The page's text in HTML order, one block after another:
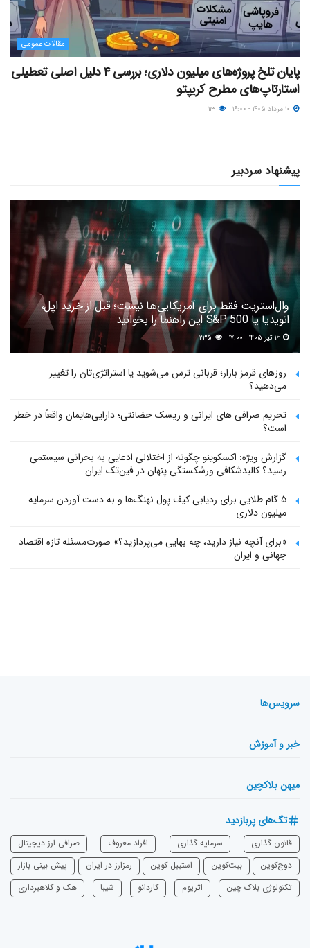
مقالات عمومی
پایان تلخ پروژه‌های میلیون دلاری؛ بررسی ۴ دلیل اصلی تعطیلی
استارتاپ‌های مطرح کریپتو
پیشنهاد سردبیر
وال‌استریت فقط برای آمریکایی‌ها نیست؛ قبل از خرید اپل،
انویدیا یا S&P 500 این راهنما را بخوانید
۲۳۵
روزهای قرمز بازار؛ قربانی ترس می‌شوید یا استراتژی‌تان را تغییر
می‌دهید؟
تحریم صرافی های ایرانی و ریسک حضانتی؛ دارایی‌هایمان واقعاً در خطر
است؟
گزارش ویژه: اکسکوینو چگونه از اختلالی ادعایی به بحرانی سیستمی
رسید؟ کالبدشکافی ورشکستگی پنهان در فین‌تک ایران
۵ گام طلایی برای ردیابی کیف پول‌ نهنگ‌ها و به دست آوردن سرمایه
میلیون دلاری
«برای آنچه نیاز دارید، چه بهایی می‌پردازید؟» صورت‌مسئله تازه اقتصاد
جهانی و ایران
سرویس‌ها
خبر و آموزش
میهن بلاکچین
تگ‌های پربازدید
قانون گذاری سرمایه‌ گذاری افراد معروف
صرافی ارز دیجیتال
دوج‌کوین
بیت‌کوین استیبل کوین رمزارز در ایران
پیش بینی بازار
تکنولوژی بلاک چین
اتریوم ‌کاردانو شیبا هک و کلاهبرداری